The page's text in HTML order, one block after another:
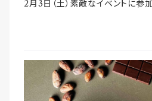
2月3日（土）素敵なイベントに
- -:- -:- -:-PICNIGOOD